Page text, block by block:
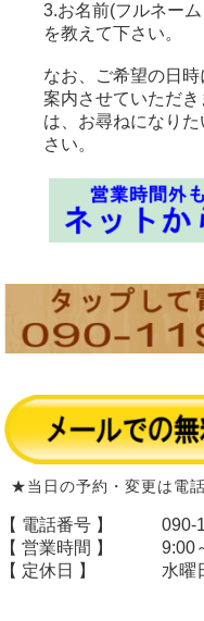
3.お名前(フルネー
を教えて下さい。
なお、ご希望の日
案内させていただ
は、お尋ねになり
さい。
★当日の予約・変更は電
【 電話番号 】
090-
【 営業時間 】
9:00
【 定休日 】
水曜